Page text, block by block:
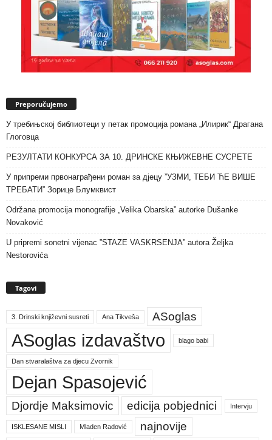
Preporučujemo
У требињској библиотеци у петак промоција романа „Илирик“ Драгана
Глоговца
РЕЗУЛТАТИ КОНКУРСА ЗА 10. ДРИНСКЕ КЊИЖЕВНЕ СУСРЕТЕ
У припреми првонаграђени роман за дјецу ”УЗМИ, ТЕБИ ЋЕ ВИШЕ
ТРЕБАТИ” Зорице Блумквист
Održana promocija monografije „Velika Obarska” autorke Dušanke
Novaković
U pripremi sonetni vijenac ”STAZE VASKRSENJA” autora Željka
Nestorovića
Tagovi
3. Drinski književni susreti Ana Tikveša ASoglas
ASoglas izdavaštvo blago babi
Dan stvaralaštva za djecu Zvornik
Dejan Spasojević
Djordje Maksimovic edicija pobjednici Intervju
ISKLESANE MISLI Mladen Radović najnovije